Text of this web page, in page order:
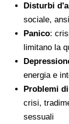
Disturbi
sociale,
Panico:
limitano la
energia e
Problemi
crisi,
sessuali